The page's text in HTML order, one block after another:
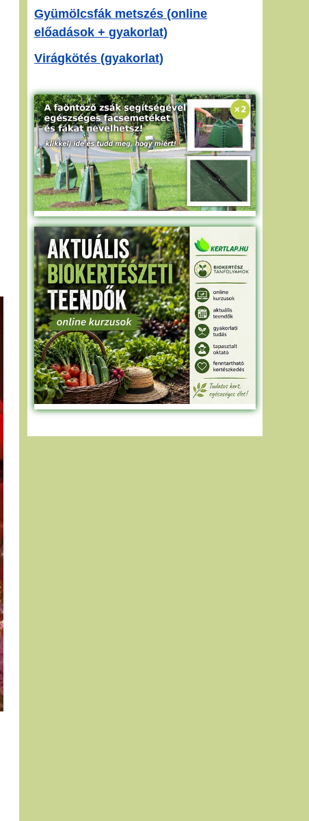
Gyümölcsfák metszés (online
előadások + gyakorlat)
Virágkötés (gyakorlat)